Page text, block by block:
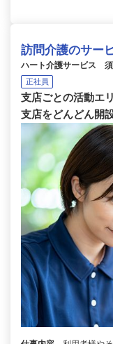
訪問介護のサー
ハート介護サービス 須
正社員
支店ごとの活動エ
支店をどんどん開